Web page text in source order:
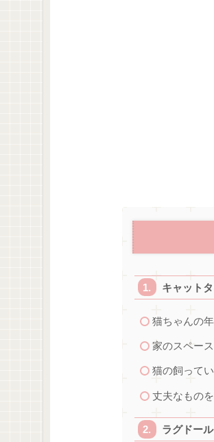
キャット
猫ちゃんの
家のスペー
猫の飼って
丈夫なものを
ラグドー